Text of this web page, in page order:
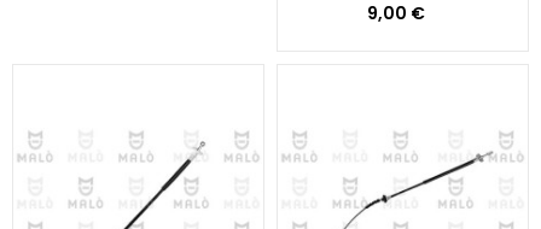
9,00 €